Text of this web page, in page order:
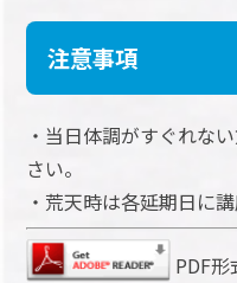
注意事項
・当日体調がすぐれな
さい。
・荒天時は各延期日に
PDF